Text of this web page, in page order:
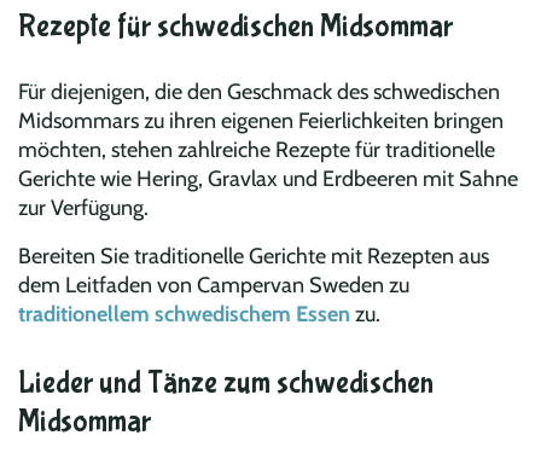
Rezepte für schwedischen Midsommar
Für diejenigen, die den Geschmack des schwedischen
Midsommars zu ihren eigenen Feierlichkeiten bringen
möchten, stehen zahlreiche Rezepte für traditionelle
Gerichte wie Hering, Gravlax und Erdbeeren mit Sahne
zur Verfügung.
Bereiten Sie traditionelle Gerichte mit Rezepten aus
dem Leitfaden von Campervan Sweden zu
traditionellem schwedischem Essen zu.
Lieder und Tänze zum schwedischen
Midsommar